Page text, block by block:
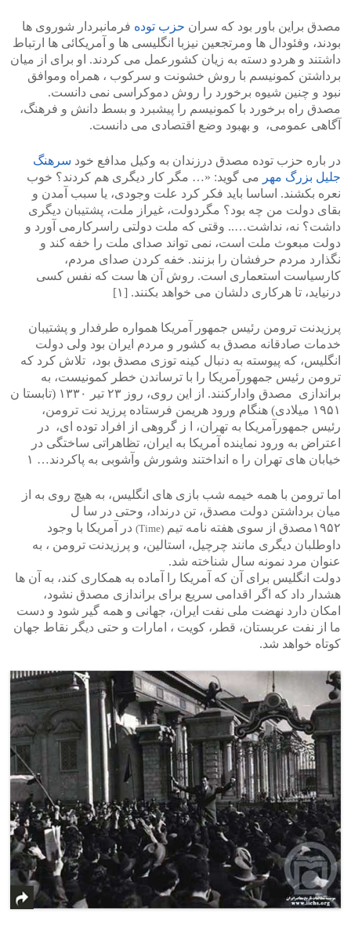
مصدق براین باور بود که سران حزب توده فرمانبردار شوروی ها
بودند، وفئودال ها ومرتجعین نیزبا انگلیسی ها و آمریکائی ها ارتباط
داشتند و هردو دسته به زیان کشورعمل می کردند. او برای از میان
برداشتن کمونیسم با روش خشونت و سرکوب ، همراه وموافق
نبود و چنین شیوه برخورد را روش دموکراسی نمی دانست.
مصدق راه برخورد با کمونیسم را پیشبرد و بسط دانش و فرهنگ،
آگاهی عمومی، و بهبود وضع اقتصادی می دانست.
در باره حزب توده مصدق درزندان به وکیل مدافع خود سرهنگ
جلیل بزرگ مهر می گوید: «… مگر کار دیگری هم کردند؟ خوب
نعره بکشند. اساسا باید فکر کرد علت وجودی، یا سبب آمدن و
بقای دولت من چه بود؟ مگردولت، غیراز ملت، پشتیبان دیگری
داشت؟ نه، نداشت….. وقتی که ملت دولتی راسرکارمی آورد و
دولت مبعوث ملت است، نمی تواند صدای ملت را خفه کند و
نگذارد مردم حرفشان را بزنند. خفه کردن صدای مردم،
کارسیاست استعماری است. روش آن ها ست که نفس کسی
درنیاید، تا هرکاری دلشان می خواهد بکنند. [۱]
پرزیدنت ترومن رئیس جمهور آمریکا همواره طرفدار و پشتیبان
خدمات صادقانه مصدق به کشور و مردم ایران بود ولی دولت
انگلیس، که پیوسته به دنبال کینه توزی مصدق بود، تلاش کرد که
ترومن رئیس جمهورآمریکا را با ترساندن خطر کمونیست، به
براندازی مصدق وادارکنند. از این روی، روز ۲۳ تیر ۱۳۳۰ (تابستا ن
۱۹۵۱ میلادی) هنگام ورود هریمن فرستاده پرزید نت ترومن،
رئیس جمهورآمریکا به تهران، ا ز گروهی از افراد توده ای، در
اعتراض به ورود نماینده آمریکا به ایران، تظاهراتی ساختگی در
خیابان های تهران را ه انداختند وشورش وآشوبی به پاکردند… ۱
اما ترومن با همه خیمه شب بازی های انگلیس، به هیچ روی به از
میان برداشتن دولت مصدق، تن درنداد، وحتی در سا ل
۱۹۵۲مصدق از سوی هفته نامه تیم
(Time)
در آمریکا با وجود
داوطلبان دیگری مانند چرچیل، استالین، و پرزیدنت ترومن ، به
عنوان مرد نمونه سال شناخته شد.
دولت انگلیس برای آن که آمریکا را آماده به همکاری کند، به آن ها
هشدار داد که اگر اقدامی سریع برای براندازی مصدق نشود،
امکان دارد نهضت ملی نفت ایران، جهانی و همه گیر شود و دست
ما از نفت عربستان، قطر، کویت ، امارات و حتی دیگر نقاط جهان
کوتاه خواهد شد.